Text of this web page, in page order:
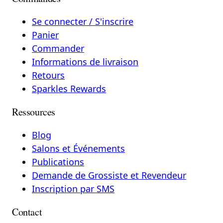
Se connecter / S'inscrire
Panier
Commander
Informations de livraison
Retours
Sparkles Rewards
Ressources
Blog
Salons et Événements
Publications
Demande de Grossiste et Revendeur
Inscription par SMS
Contact